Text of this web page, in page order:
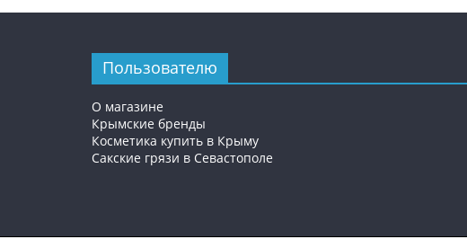
Пользователю
О магазине
Крымские бренды
Косметика купить в Крыму
Сакские грязи в Севастополе